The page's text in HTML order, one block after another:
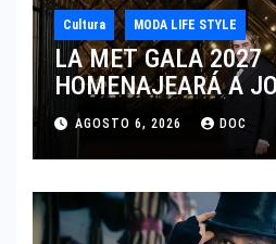
Cultura MODA LIFE STYLE
LA MET GALA 2027
HOMENAJEARÁ A
MARCANDO EL
DEL DRAMATISMO
AGOSTO 6, 2026 DOC